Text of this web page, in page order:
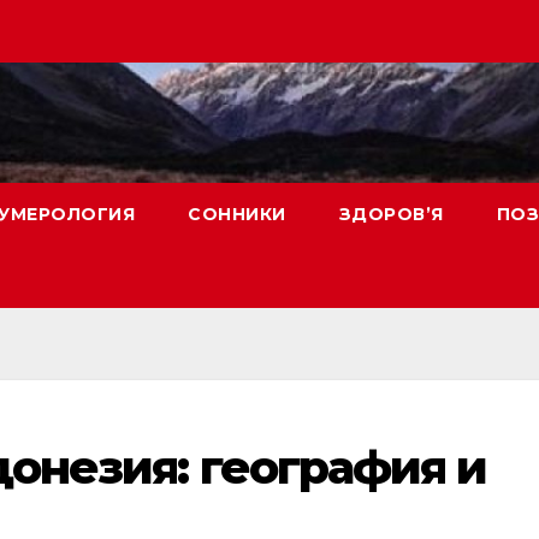
СОННИКИ ЗДОРОВ’Я
география и